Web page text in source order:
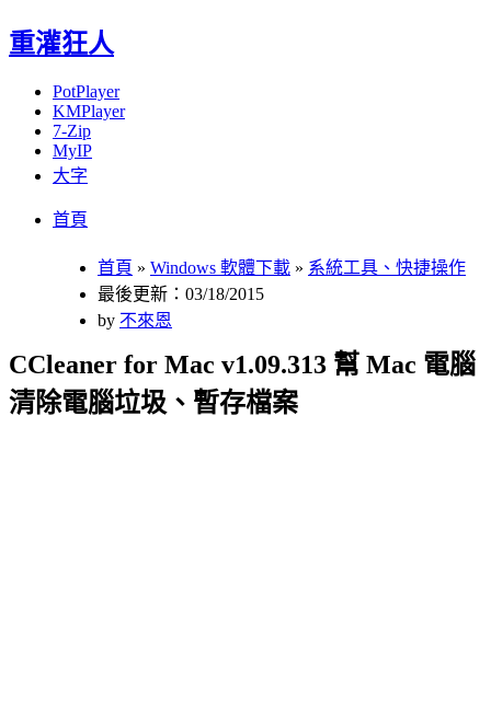
重灌狂人
PotPlayer
KMPlayer
7-Zip
MyIP
大字
首頁
首頁 » Windows 軟體下載 » 系統工具、快捷操作
最後更新：03/18/2015
by 不來恩
CCleaner for Mac v1.09.313 幫 Mac 電腦
清除電腦垃圾、暫存檔案